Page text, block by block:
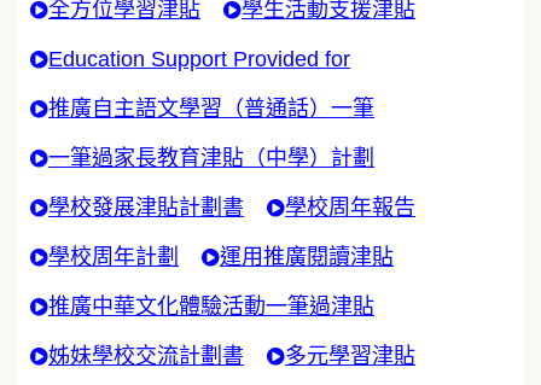
全方位學習津貼
學生活動支援津貼
Education Support Provided for
推廣自主語文學習（普通話）一筆
一筆過家長教育津貼（中學）計劃
學校發展津貼計劃書 學校周年報告
學校周年計劃 運用推廣閱讀津貼
推廣中華文化體驗活動一筆過津貼
姊妹學校交流計劃書 多元學習津貼